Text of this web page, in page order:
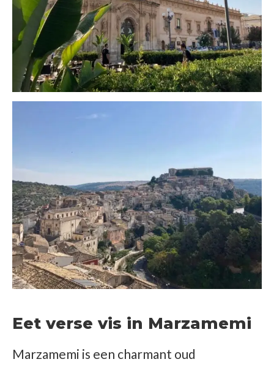
Eet verse vis in Marzamemi
Marzamemi is een charmant oud